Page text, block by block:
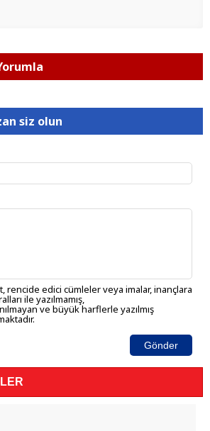
siz olun
rencide edici cümleler veya imalar, inançlara
ile yazılmamış,
ve büyük harflerle yazılmış
Gönder